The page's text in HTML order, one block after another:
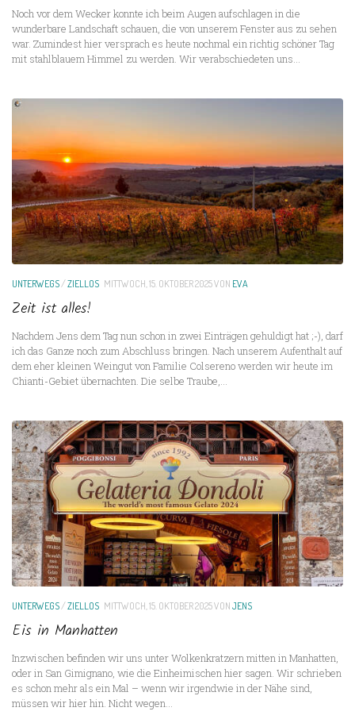
Noch vor dem Wecker konnte ich beim Augen aufschlagen in die
wunderbare Landschaft schauen, die von unserem Fenster aus zu sehen
war. Zumindest hier versprach es heute nochmal ein richtig schöner Tag
mit stahlblauem Himmel zu werden. Wir verabschiedeten uns...
UNTERWEGS/ZIELLOS MITTWOCH, 15. OKTOBER 2025VON EVA
Zeit ist alles!
Nachdem Jens dem Tag nun schon in zwei Einträgen gehuldigt hat ;-), darf
ich das Ganze noch zum Abschluss bringen. Nach unserem Aufenthalt auf
dem eher kleinen Weingut von Familie Colsereno werden wir heute im
Chianti-Gebiet übernachten. Die selbe Traube,...
UNTERWEGS/ZIELLOS MITTWOCH, 15. OKTOBER 2025VONJENS
Eis in Manhatten
Inzwischen befinden wir uns unter Wolkenkratzern mitten in Manhatten,
oder in San Gimignano, wie die Einheimischen hier sagen. Wir schrieben
es schon mehr als ein Mal – wenn wir irgendwie in der Nähe sind,
müssen wir hier hin. Nicht wegen...